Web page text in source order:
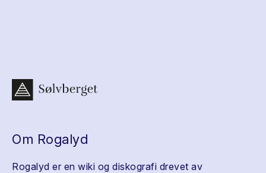
Om Rogalyd
Rogalyd er en wiki og diskografi drevet av